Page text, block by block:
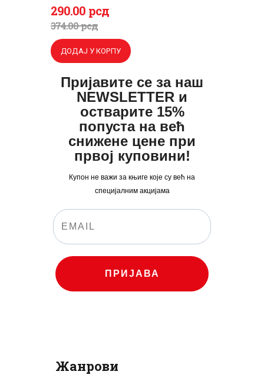
374.00рсд
Оригинална
цена
је
била:
374.
290.00 рсд
Тренутна
цена
је:
290.
ДОДАЈ У КОРПУ
Пријавите се за наш
NEWSLETTER и
остварите 15%
попуста на већ
снижене цене при
првој куповини!
Купон не важи за књиге које су већ на
специјалним акцијама
ПРИЈАВА
Жанрови